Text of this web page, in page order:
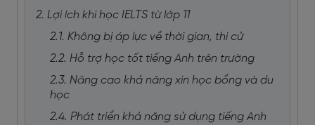
2. Lợi ích khi học IELTS từ lớp 11
2.1. Không bị áp lực về thời gian, thi cử
2.2. Hỗ trợ học tốt tiếng Anh trên trường
2.3. Nâng cao khả năng xin học bổng và du
học
2.4. Phát triển khả năng sử dụng tiếng Anh